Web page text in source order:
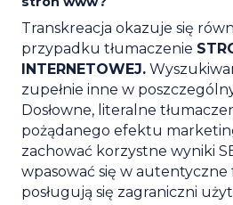
Transkreacja okazuje się
przypadku tłumaczenie
INTERNETOWEJ.
zupełnie inne w
Dosłowne, literalne
pożądanego efektu
zachować korzystne wyniki
wpasować się w autentyczne
posługują się zagraniczni